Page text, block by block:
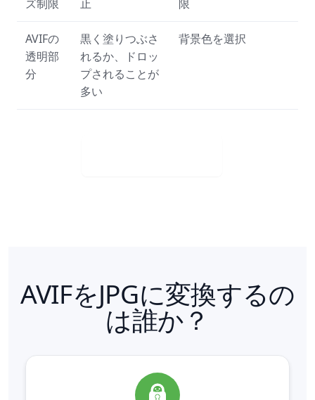
ズ制限 止 限
AVIFの
透明部
分
黒く塗りつぶさ
れるか、ドロッ
プされることが
多い
背景色を選択
AVIFをJPGに変換するの
は誰か？